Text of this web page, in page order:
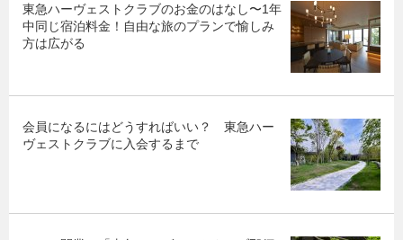
東急ハーヴェストクラブのお金のはなし〜1年
中同じ宿泊料金！自由な旅のプランで愉しみ
方は広がる
会員になるにはどうすればいい？ 東急ハー
ヴェストクラブに入会するまで